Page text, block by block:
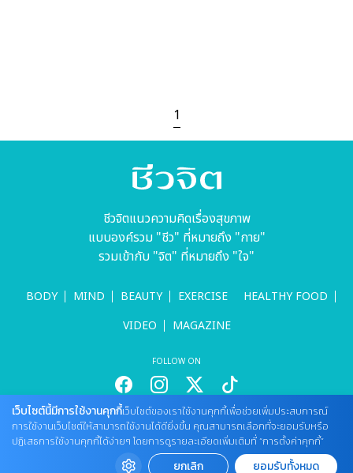
1
ชีวจิตแนวความคิดเรื่องสุขภาพ
แบบองค์รวม "ชีว" ที่หมายถึง "กาย"
รวมเข้ากับ "จิต" ที่หมายถึง "ใจ"
BODY MIND BEAUTY EXERCISE
HEALTHY FOOD
VIDEO
MAGAZINE
FOLLOW ON
สนใจลงโฆษณากับเว็บไซต์
Tel : 085 661 4629 / (จันทร์ - ศุกร์ เวลา 09.00 - 18.00 น)
cheewajitmedia@gmail.com
เว็บไซต์นี้มีการใช้งานคุกกี้เว็บไซต์ของเราใช้งานคุกกี้เพื่อช่วยเพิ่มประสบการณ์
การใช้งานเว็บไซต์ให้สามารถใช้งานได้ดียิ่งขึ้น คุณสามารถเลือกที่จะยอมรับหรือ
ปฏิเสธการใช้งานคุกกี้ได้ง่ายๆ โดยการดูรายละเอียดเพิ่มเติมที่ “การตั้งค่าคุกกี้”
ยกเลิก ยอมรับทั้งหมด